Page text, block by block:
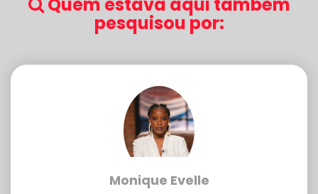
Quem estava aqui também
pesquisou por:
Monique Evelle